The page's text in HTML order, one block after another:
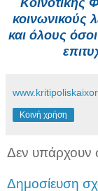
Κοινοτικής
κοινωνικούς
και όλους
Κοινή χρήση
Δεν υπάρχουν
Δημοσίευση